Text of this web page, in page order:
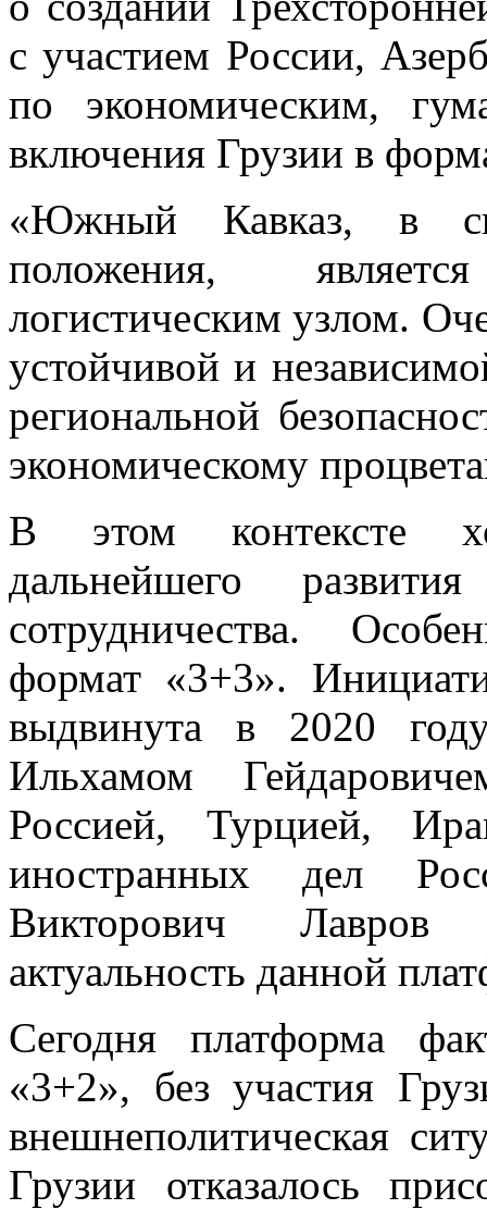
с участием России,
по экономическим,
включения Грузии в
«Южный Кавказ, в
положения,
логистическим узлом.
устойчивой и
региональной
экономическому
В этом контексте
дальнейшего
сотрудничества.
формат «3+3».
выдвинута в 2020
Ильхамом
Россией, Турцией,
иностранных дел
Викторович Лавров
актуальность данной
Сегодня платформа
«3+2», без участия
внешнеполитическая
Грузии отказалось